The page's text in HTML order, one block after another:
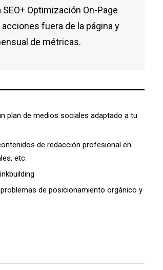
Optimización On-Page
fuera de la página y
de métricas.
plan de medios sociales adaptado a tu
de redacción profesional en
etc.
de posicionamiento orgánico y